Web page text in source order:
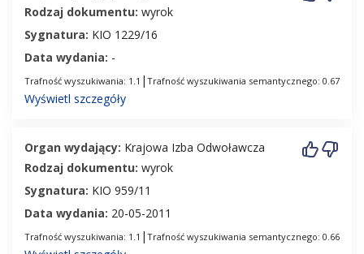
Rodzaj dokumentu: wyrok
Sygnatura: KIO 1229/16
Data wydania: -
Trafność wyszukiwania: 1.1 | Trafność wyszukiwania semantycznego: 0.67
Wyświetl szczegóły
Organ wydający: Krajowa Izba Odwoławcza
Rodzaj dokumentu: wyrok
Sygnatura: KIO 959/11
Data wydania: 20-05-2011
Trafność wyszukiwania: 1.1 | Trafność wyszukiwania semantycznego: 0.66